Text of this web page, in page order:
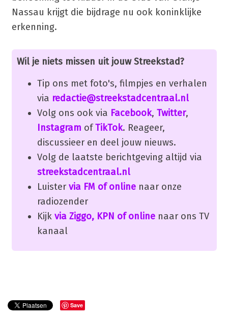
Nassau krijgt die bijdrage nu ook koninklijke
erkenning.
Wil je niets missen uit jouw Streekstad?
Tip ons met foto's, filmpjes en verhalen
via redactie@streekstadcentraal.nl
Volg ons ook via Facebook, Twitter,
Instagram ofTikTok. Reageer,
discussieer en deel jouw nieuws.
Volg de laatste berichtgeving altijd via
streekstadcentraal.nl
Luister via FM of onlinenaar onze
radiozender
Kijk via Ziggo, KPN of onlinenaar ons TV
kanaal
Save